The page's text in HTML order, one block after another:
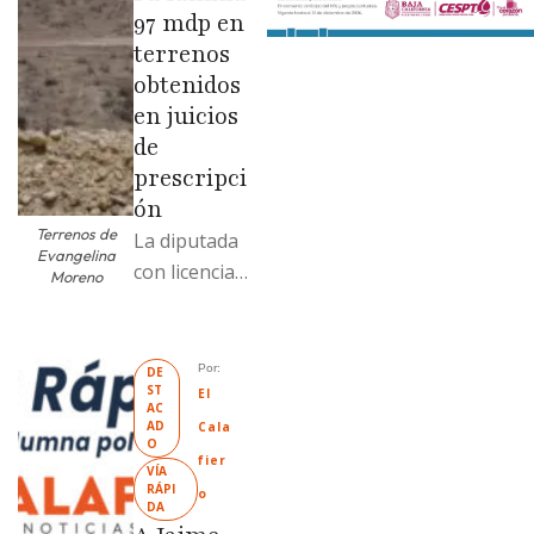
Terrenos de
Evangelina
Moreno
97 mdp en
terrenos
obtenidos
en juicios
de
prescripci
ón
La diputada
con licencia
antecedente
s de
prescripción
positiva; uno
fue
revendido
DE
ST
AC
AD
O
VÍA
RÁPI
DA
Por:
El
Cala
fier
o